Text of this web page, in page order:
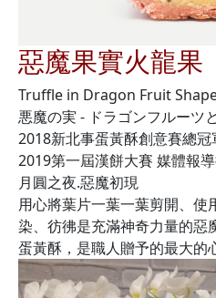
惡魔果實火龍果
Truffle in Dragon Fruit
悪魔の実 - ドラゴンフルーツ
2018新北事蛋黃酥創意賽總冠
2019第一屆漢餅大賽 媒體報
月圓之夜.惡魔初現
用心將葉片一葉一葉剪開、使
染、彷彿是充滿神奇力量的惡
蛋黃酥，是職人贈予的最大的